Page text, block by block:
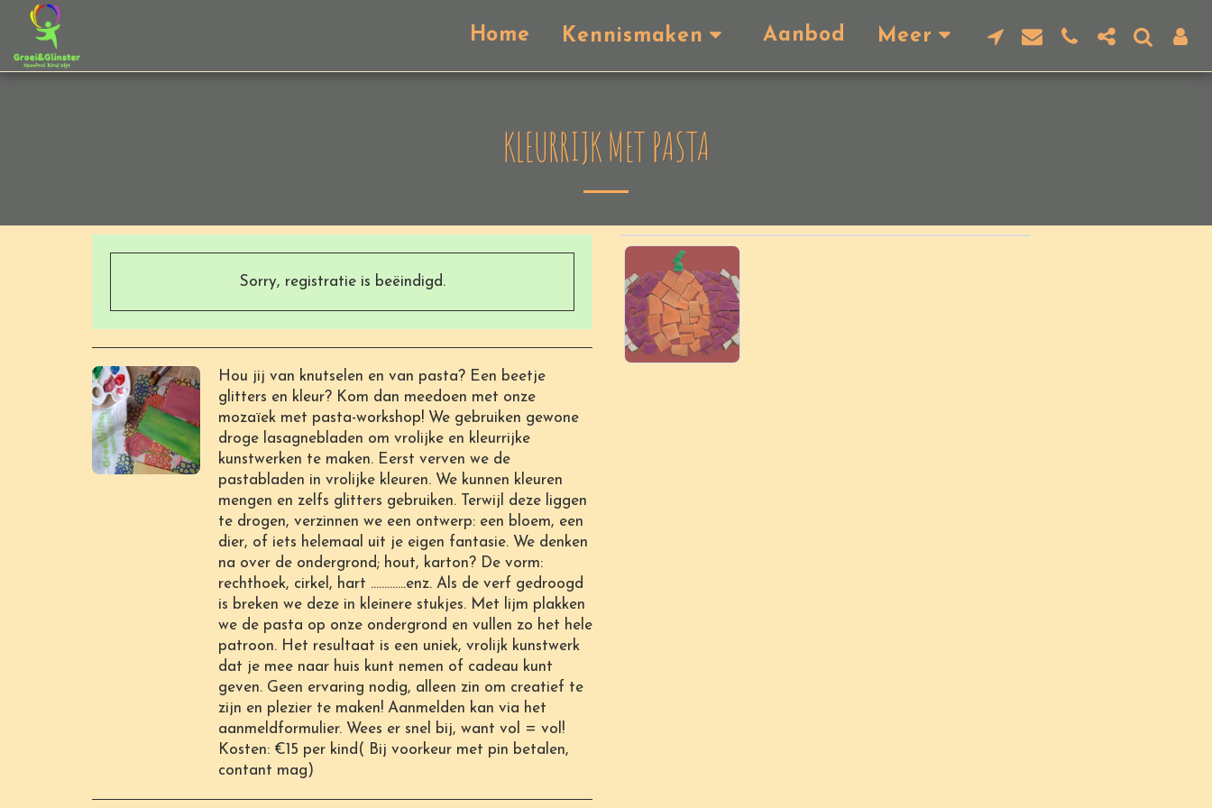
Home Kennismaken Aanbod Meer
KLEURRIJK MET PASTA
Sorry, registratie is beëindigd.
Hou jij van knutselen en van pasta? Een beetje
glitters en kleur? Kom dan meedoen met onze
mozaïek met pasta-workshop! We gebruiken gewone
droge lasagnebladen om vrolijke en kleurrijke
kunstwerken te maken. Eerst verven we de
pastabladen in vrolijke kleuren. We kunnen kleuren
mengen en zelfs glitters gebruiken. Terwijl deze liggen
te drogen, verzinnen we een ontwerp: een bloem, een
dier, of iets helemaal uit je eigen fantasie. We denken
na over de ondergrond; hout, karton? De vorm:
rechthoek, cirkel, hart .............enz. Als de verf gedroogd
is breken we deze in kleinere stukjes. Met lijm plakken
we de pasta op onze ondergrond en vullen zo het hele
patroon. Het resultaat is een uniek, vrolijk kunstwerk
dat je mee naar huis kunt nemen of cadeau kunt
geven. Geen ervaring nodig, alleen zin om creatief te
zijn en plezier te maken! Aanmelden kan via het
aanmeldformulier. Wees er snel bij, want vol = vol!
Kosten: €15 per kind( Bij voorkeur met pin betalen,
contant mag)